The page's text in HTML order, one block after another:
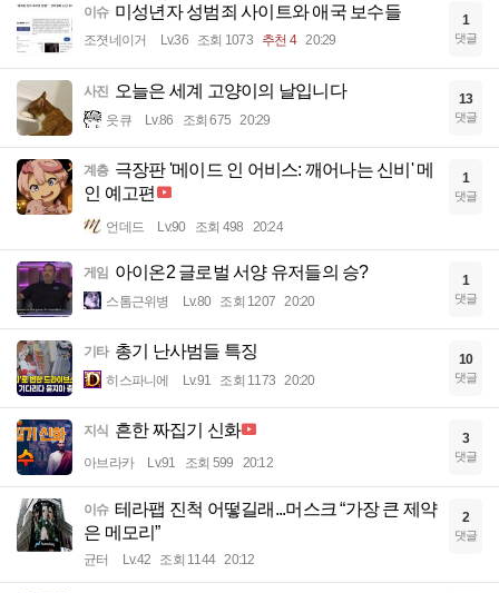
이슈 미성년자 성범죄 사이트와 애국 보수들
조졋네이거 Lv.36 조회 1073 추천 4 20:29
1
댓글
사진 오늘은 세계 고양이의 날입니다
읏큐 Lv.86 조회 675 20:29
13
댓글
계층 극장판 '메이드 인 어비스: 깨어나는 신비' 메
인 예고편
언데드 Lv.90 조회 498 20:24
1
댓글
게임 아이온2 글로벌 서양 유저들의 승?
스톰근위병 Lv.80 조회 1207 20:20
1
댓글
기타 총기 난사범들 특징
히스파니에 Lv.91 조회 1173 20:20
10
댓글
지식 흔한 짜집기 신화
아브라카 Lv.91 조회 599 20:12
3
댓글
이슈 테라팹 진척 어떻길래...머스크 “가장 큰 제약
은 메모리”
균터 Lv.42 조회 1144 20:12
2
댓글